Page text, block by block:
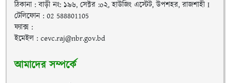
ঠিকানা : বাড়ী নং: ১৯৬, সেক্টর :o২, হাউজিং এস্টেট, উপশহর, রাজশাহী I
টেলিফোন : 02 588801105
ফ্যাক্স :
ইমেইল : cevc.raj@nbr.gov.bd
আমাদের সম্পর্কে